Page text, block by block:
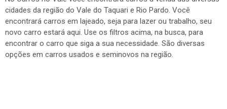
cidades da região do Vale do Taquari e Rio Pardo. Você
encontrará carros em lajeado, seja para lazer ou trabalho, seu
novo carro estará aqui. Use os filtros acima, na busca, para
encontrar o carro que siga a sua necessidade. São diversas
opções em carros usados e seminovos na região.